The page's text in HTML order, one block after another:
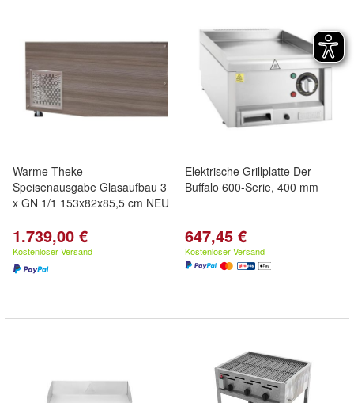
Warme Theke
Speisenausgabe Glasaufbau 3
x GN 1/1 153x82x85,5 cm NEU
1.739,00 €
Kostenloser Versand
Elektrische Grillplatte Der
Buffalo 600-Serie, 400 mm
647,45 €
Kostenloser Versand